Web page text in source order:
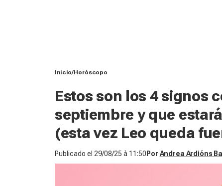
Inicio Horóscopo
Estos son los 4 signos
septiembre y que
(esta vez Leo queda
Publicado el 29/08/25 à 11:50 Por Andrea Ardións